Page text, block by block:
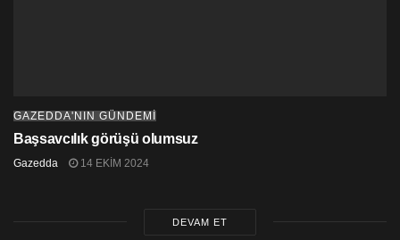
GAZEDDA'NIN GÜNDEMİ
Başsavcılık görüşü olumsuz
Gazedda 14 EKIM 2024
DEVAM ET